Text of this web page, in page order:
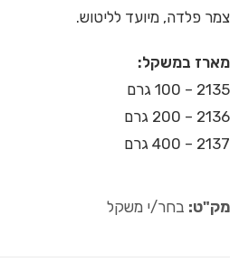
צמר פלדה, מיועד לליטוש.
מארז במשקל:
2135 – 100 גרם
2136 – 200 גרם
2137 – 400 גרם
מק"ט: בחר/י משקל